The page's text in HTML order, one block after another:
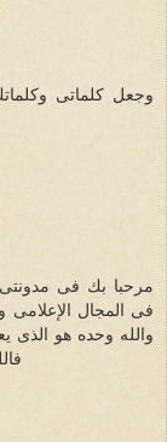
وجعل كلماتى
مرحبا بك فى
فى المجال الإعلامى
والله وحده هو الذى